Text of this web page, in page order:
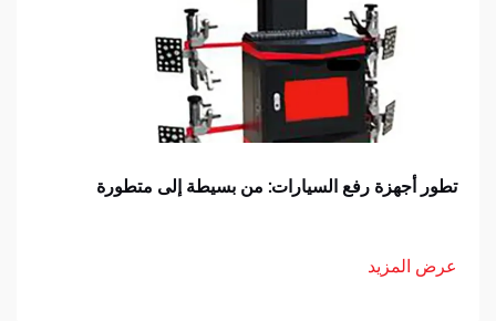
تطور أجهزة رفع السيارات: من بسيطة إلى متطورة
عرض المزيد